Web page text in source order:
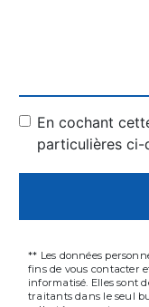
En cochant
particulières ci-
** Les données
fins de vous contacter
informatisé. Elles sont
traitants dans le seul